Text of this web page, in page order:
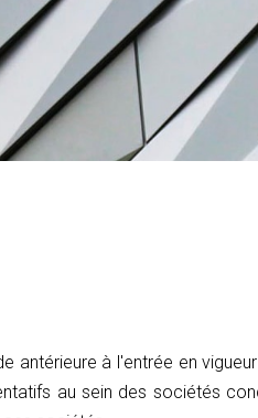
à l'entrée en
au sein des sociétés